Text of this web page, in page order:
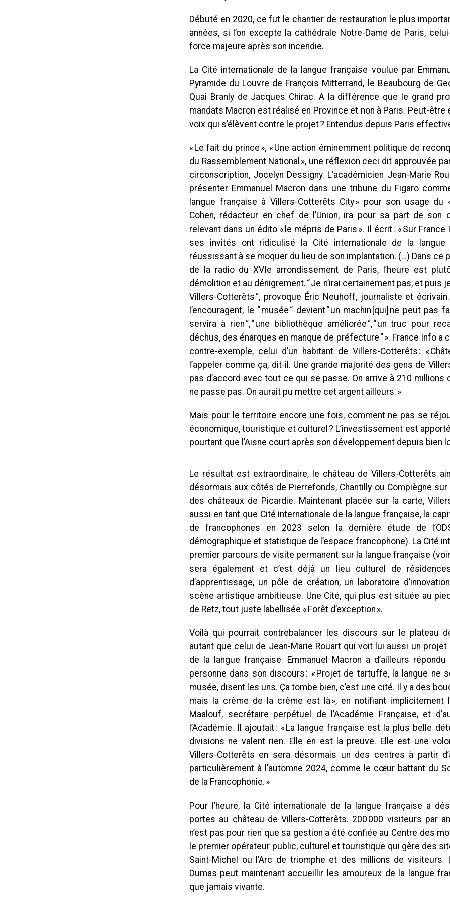
Débuté en 2020, ce fut le chantier de restauration le plus
années, si l’on excepte la cathédrale Notre-Dame de Paris,
force majeure après son incendie.
La Cité internationale de la langue française voulue par
Pyramide du Louvre de François Mitterrand, le Beaubourg de
Quai Branly de Jacques Chirac. A la différence que le grand
mandats Macron est réalisé en Province et non à Paris. Peut-
voix qui s’élèvent contre le projet ? Entendus depuis Paris
« Le fait du prince », « Une action éminemment politique de
du Rassemblement National », une réflexion ceci dit approuvée
circonscription, Jocelyn Dessigny. L’académicien Jean-Marie
présenter Emmanuel Macron dans une tribune du Figaro
langue française à Villers-Cotterêts City » pour son usage du
Cohen, rédacteur en chef de l’Union, ira pour sa part de son
relevant dans un édito « le mépris de Paris ». Il écrit : « Sur France
ses invités ont ridiculisé la Cité internationale de la langue
réussissant à se moquer du lieu de son implantation. (…) Dans ce
de la radio du XVIe arrondissement de Paris, l’heure est
démolition et au dénigrement. “ Je n’irai certainement pas, et puis
Villers-Cotterêts “, provoque Éric Neuhoff, journaliste et
l’encouragent, le “ musée “ devient “ un machin [qui] ne peut pas
servira à rien “, “ une bibliothèque améliorée “, “ un truc pour
déchus, des énarques en manque de préfecture “ ». France Info a
contre-exemple, celui d’un habitant de Villers-Cotterêts : «
l’appeler comme ça, dit-il. Une grande majorité des gens de
pas d’accord avec tout ce qui se passe. On arrive à 210 millions
ne passe pas. On aurait pu mettre cet argent ailleurs. »
Mais pour le territoire encore une fois, comment ne pas se
économique, touristique et culturel ? L’investissement est
pourtant que l’Aisne court après son développement depuis bien
Le résultat est extraordinaire, le château de Villers-Cotterêts
désormais aux côtés de Pierrefonds, Chantilly ou Compiègne
des châteaux de Picardie. Maintenant placée sur la carte,
aussi en tant que Cité internationale de la langue française, la
de francophones en 2023 selon la dernière étude de
démographique et statistique de l’espace francophone). La Cité
premier parcours de visite permanent sur la langue française (voir
sera également et c’est déjà un lieu culturel de
d’apprentissage, un pôle de création, un laboratoire
scène artistique ambitieuse. Une Cité, qui plus est située au
de Retz, tout juste labellisée « Forêt d’exception ».
Voilà qui pourrait contrebalancer les discours sur le plateau
autant que celui de Jean-Marie Rouart qui voit lui aussi un projet
de la langue française. Emmanuel Macron a d’ailleurs répondu
personne dans son discours : « Projet de tartuffe, la langue ne
musée, disent les uns. Ça tombe bien, c’est une cité. Il y a des
mais la crème de la crème est là », en notifiant implicitement
Maalouf, secrétaire perpétuel de l’Académie Française, et
l’Académie. Il ajoutait : « La langue française est la plus belle
divisions ne valent rien. Elle en est la preuve. Elle est une
Villers-Cotterêts en sera désormais un des centres à partir
particulièrement à l’automne 2024, comme le cœur battant du
de la Francophonie. »
Pour l’heure, la Cité internationale de la langue française a
portes au château de Villers-Cotterêts. 200 000 visiteurs par
n’est pas pour rien que sa gestion a été confiée au Centre des
le premier opérateur public, culturel et touristique qui gère des
Saint-Michel ou l’Arc de triomphe et des millions de visiteurs.
Dumas peut maintenant accueillir les amoureux de la langue
que jamais vivante.